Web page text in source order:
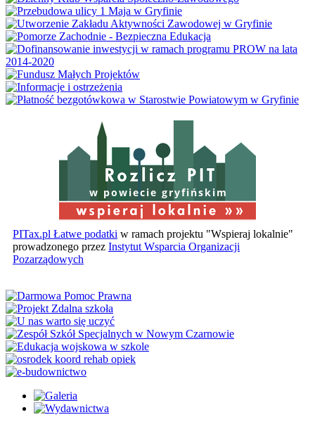
w powiecie gryfińskim
PITax.pl Łatwe podatki w ramach projektu "Wspieraj lokalnie"
prowadzonego przez Instytut Wsparcia Organizacji
Pozarządowych